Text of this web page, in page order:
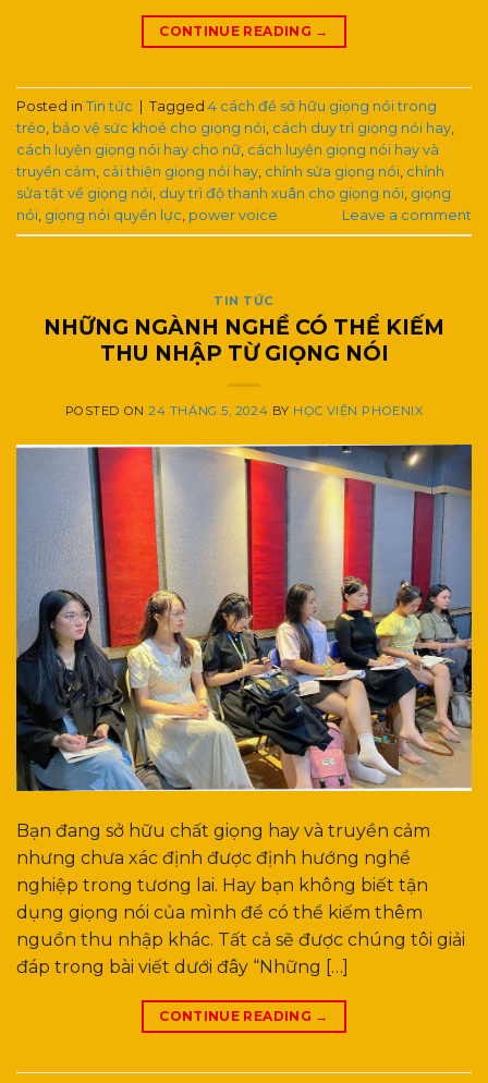
CONTINUE READING →
Posted in Tin tức | Tagged 4 cách để sở hữu giọng nói trong
trẻo bảo vệ sức khoẻ cho giọng nói cách duy trì giọng nói hay
cách luyện giọng nói hay cho nữ cách luyện giọng nói hay và
truyền cảm cải thiện giọng nói hay chỉnh sửa giọng nói chỉnh
sửa tật về giọng nói duy trì độ thanh xuân cho giọng nói giọng
nói giọng nói quyền lực power voice Leave a comment
TIN TỨC
NHỮNG NGÀNH NGHỀ CÓ THỂ KIẾM
THU NHẬP TỪ GIỌNG NÓI
POSTED ON24 THÁNG 5, 2024 BY HỌC VIỆN PHOENIX
Bạn đang sở hữu chất giọng hay và truyền cảm
nhưng chưa xác định được định hướng nghề
nghiệp trong tương lai. Hay bạn không biết tận
dụng giọng nói của mình để có thể kiếm thêm
nguồn thu nhập khác. Tất cả sẽ được chúng tôi giải
đáp trong bài viết dưới đây “Những […]
CONTINUE READING →